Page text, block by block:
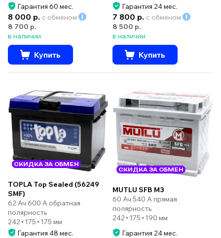
Гарантия 60 мес.
8 000 р. с обменом
8 700 р.
в наличии
Купить
Гарантия 24 мес.
7 800 р. с обменом
8 500 р.
в наличии
Купить
СКИДКА ЗА ОБМЕН
TOPLA Top Sealed (56249
SMF)
62 Ач 600 А обратная
полярность
242×175×175 мм
Гарантия 48 мес.
СКИДКА ЗА ОБМЕН
MUTLU SFB M3
60 Ач 540 А прямая
полярность
242×175×190 мм
Гарантия 24 мес.